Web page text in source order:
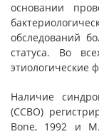
основании
обследований
статуса. Во
этиологические
Наличие
(ССВО)
Bone, 1992 и